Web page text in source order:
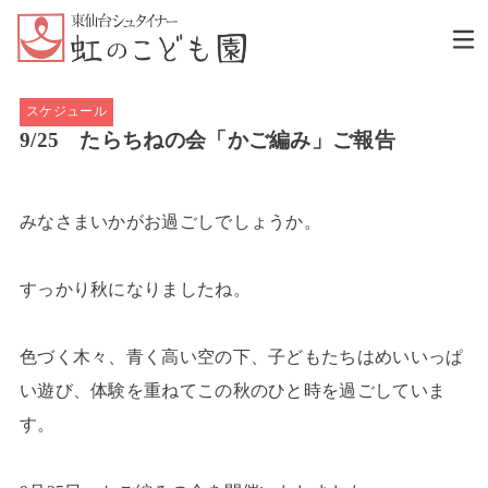
スケジュール
9/25 たらちねの会「かご編み」ご報告
みなさまいかがお過ごしでしょうか。
すっかり秋になりましたね。
色づく木々、青く高い空の下、子どもたちはめいいっぱ
い遊び、体験を重ねてこの秋のひと時を過ごしていま
す。